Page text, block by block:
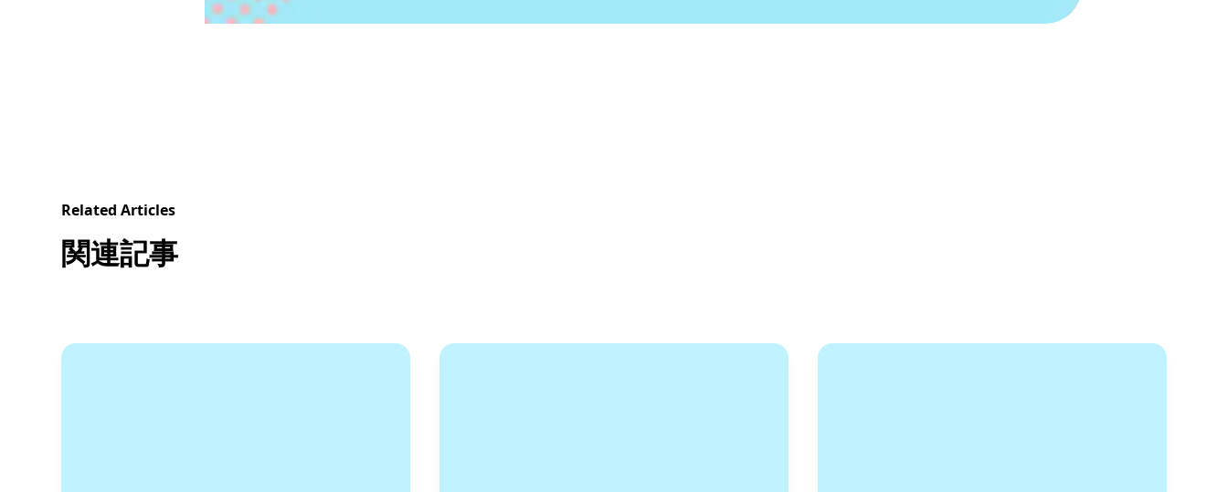
Related Articles
関連記事